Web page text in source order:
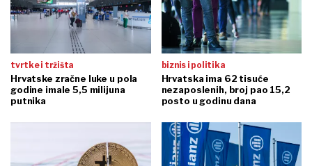
tvrtke i tržišta
Hrvatske zračne luke u pola
godine imale 5,5 milijuna
putnika
biznis i politika
Hrvatska ima 62 tisuće
nezaposlenih, broj pao 15,2
posto u godinu dana